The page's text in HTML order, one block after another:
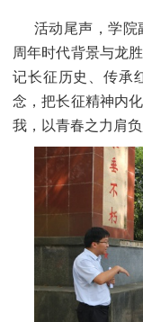
活动尾声，学院
周年时代背景与龙
记长征历史、传承
念，把长征精神内
我，以青春之力肩